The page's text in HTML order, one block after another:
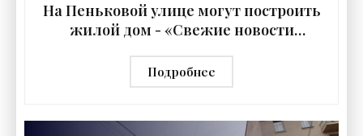
На Пеньковой улице могут построить
жилой дом - «Свежие новости
Подробнее